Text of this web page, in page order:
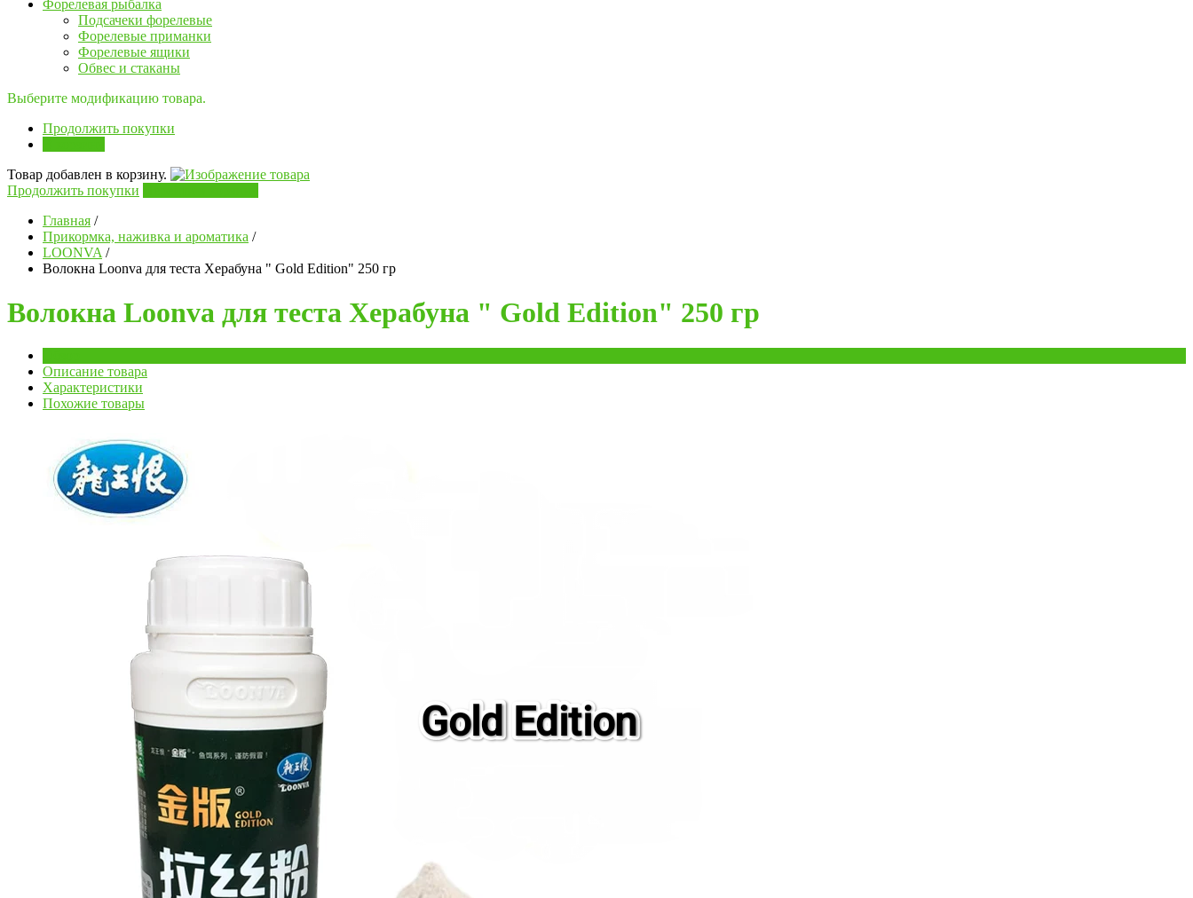
Форелевая рыбалка
Подсачеки форелевые
Форелевые приманки
Форелевые ящики
Обвес и стаканы
Выберите модификацию товара.
Продолжить покупки
Товар добавлен в корзину.
Продолжить покупки
Главная /
Прикормка, наживка и ароматика /
LOONVA /
Волокна Loonva для теста Херабуна " Gold Edition" 250 гр
Волокна Loonva для теста Херабуна " Gold Edition" 250 гр
Описание товара
Характеристики
Похожие товары